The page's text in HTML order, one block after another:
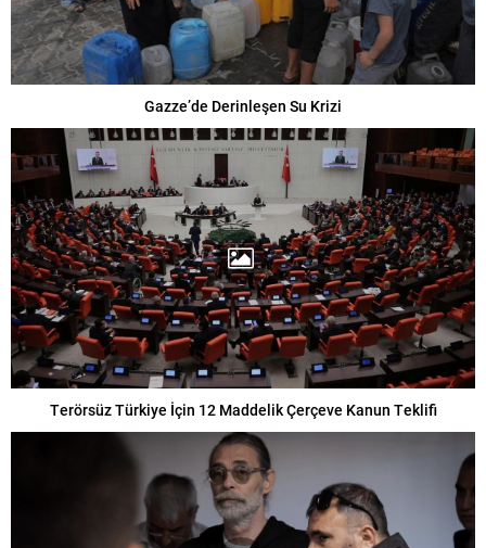
Gazze’de Derinleşen Su Krizi
Terörsüz Türkiye İçin 12 Maddelik Çerçeve Kanun Teklifi